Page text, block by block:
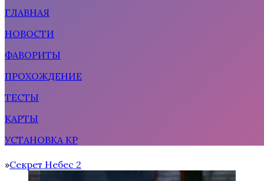
ГЛАВНАЯ
НОВОСТИ
ФАВОРИТЫ
ПРОХОЖДЕНИЕ
ТЕСТЫ
КАРТЫ
УСТАНОВКА КР
Home
Секрет Небес 2